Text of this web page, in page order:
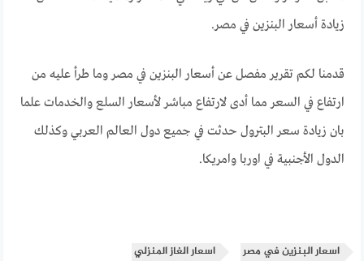
زيادة أسعار البنزين في مصر.
قدمنا لكم تقرير مفصل عن أسعار البنزين في مصر وما طرأ عليه من
ارتفاع في السعر مما أدى لارتفاع مباشر لأسعار السلع والخدمات علما
بان زيادة سعر البترول حدثت في جميع دول العالم العربي وكذلك
الدول الأجنبية في اوربا وامريكا.
اسعار البنزين في مصر
اسعار الغاز المنزلي